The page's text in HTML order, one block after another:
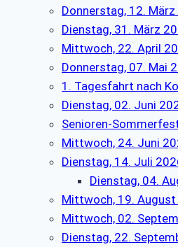
Donnerstag, 12.
Dienstag, 31. März
Mittwoch, 22. April
Donnerstag, 07. Mai
1. Tagesfahrt nach
Dienstag, 02. Juni
Senioren-
Mittwoch, 24. Juni
Dienstag, 14. Juli
Dienstag, 04.
Mittwoch, 19.
Mittwoch, 02.
Dienstag, 22.